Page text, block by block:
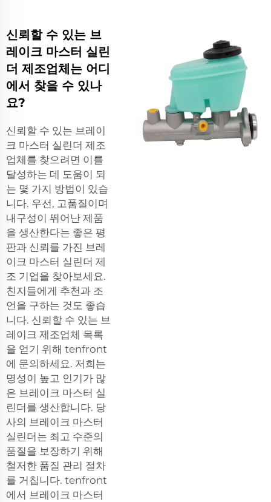
신뢰할 수 있는 브
레이크 마스터 실린
더 제조업체는 어디
에서 찾을 수 있나
요?
신뢰할 수 있는 브레이
크 마스터 실린더 제조
업체를 찾으려면 이를
달성하는 데 도움이 되
는 몇 가지 방법이 있습
니다. 우선, 고품질이며
내구성이 뛰어난 제품
을 생산한다는 좋은 평
판과 신뢰를 가진 브레
이크 마스터 실린더 제
조 기업을 찾아보세요.
친지들에게 추천과 조
언을 구하는 것도 좋습
니다. 신뢰할 수 있는 브
레이크 제조업체 목록
을 얻기 위해 tenfront
에 문의하세요. 저희는
명성이 높고 인기가 많
은 브레이크 마스터 실
린더를 생산합니다. 당
사의 브레이크 마스터
실린더는 최고 수준의
품질을 보장하기 위해
철저한 품질 관리 절차
를 거칩니다. tenfront
에서 브레이크 마스터